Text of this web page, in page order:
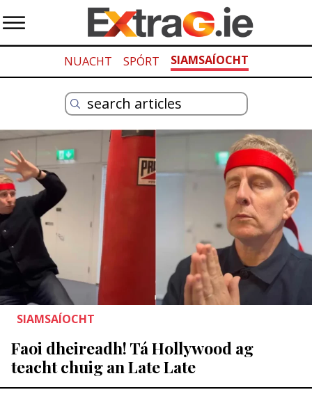
NUACHT SPÓRT SIAMSAÍOCHT
SIAMSAÍOCHT
Faoi dheireadh! Tá Hollywood ag
teacht chuig an Late Late